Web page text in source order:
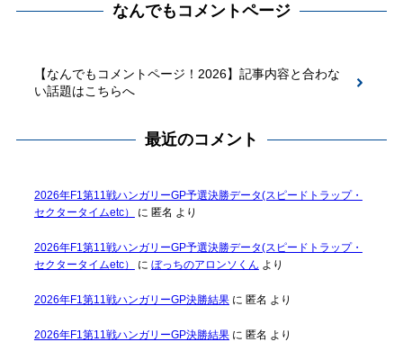
なんでもコメントページ
【なんでもコメントページ！2026】記事内容と合わな
い話題はこちらへ
最近のコメント
2026年F1第11戦ハンガリーGP予選決勝データ(スピードトラップ・
セクタータイムetc）
に 匿名 より
2026年F1第11戦ハンガリーGP予選決勝データ(スピードトラップ・
セクタータイムetc）
に ぼっちのアロンソくん より
2026年F1第11戦ハンガリーGP決勝結果に 匿名 より
2026年F1第11戦ハンガリーGP決勝結果に 匿名 より